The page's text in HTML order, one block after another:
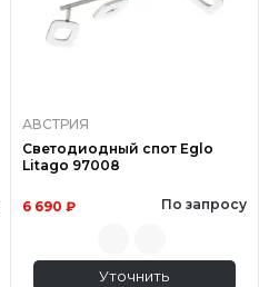
АВСТРИЯ
Светодиодный спот Eglo
Litago 97008
6 690 ₽ По запросу
Уточнить